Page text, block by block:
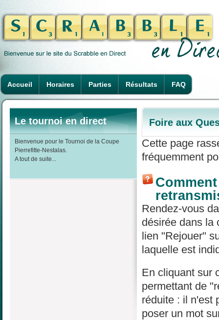
Accueil Horaires Parties Résultats FAQ
Le tournoi en direct
Bienvenue pour le Tournoi de la Coupe
Pierrefitte-Nestalas.
A tout de suite...
Foire aux
Cette page
fréquemment
Rendez-vous
désirée dans la
lien "Rejouer"
laquelle est
En cliquant sur
permettant de
réduite : il n'est
poser un mot